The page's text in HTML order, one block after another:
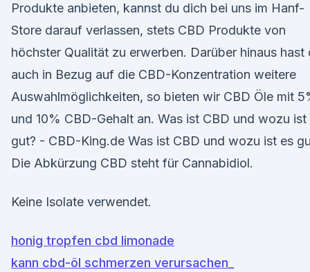
Produkte anbieten, kannst du dich bei uns im Hanf-
Store darauf verlassen, stets CBD Produkte von
höchster Qualität zu erwerben. Darüber hinaus hast
auch in Bezug auf die CBD-Konzentration weitere
Auswahlmöglichkeiten, so bieten wir CBD Öle mit
und 10% CBD-Gehalt an. Was ist CBD und wozu ist
gut? - CBD-King.de Was ist CBD und wozu ist es
Die Abkürzung CBD steht für Cannabidiol.
Keine Isolate verwendet.
honig tropfen cbd limonade
kann cbd-öl schmerzen verursachen_